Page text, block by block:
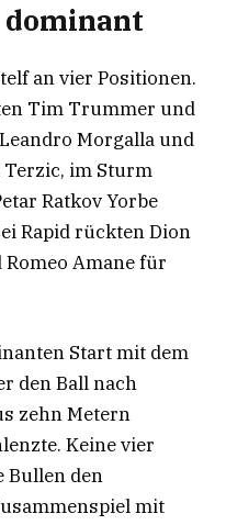
dominant
an vier Positionen.
Tim Trummer und
Morgalla und
Terzic, im Sturm
Ratkov Yorbe
Rapid rückten Dion
Amane für
Start mit dem
den Ball nach
zehn Metern
Keine vier
Bullen den
mit